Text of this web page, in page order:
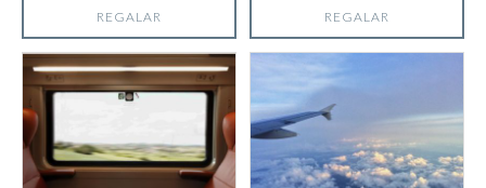
REGALAR REGALAR